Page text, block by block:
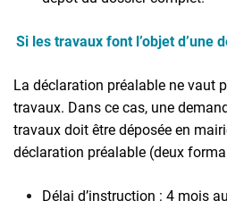
Si les travaux font l’objet d’une
La déclaration préalable ne vaut
travaux. Dans ce cas, une
travaux doit être déposée en
déclaration préalable (deux
Délai d’instruction : 4 mois